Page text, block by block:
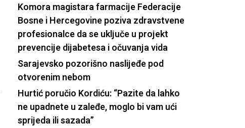
Komora magistara farmacije Federacije
Bosne i Hercegovine poziva zdravstvene
profesionalce da se uključe u projekt
prevencije dijabetesa i očuvanja vida
Sarajevsko pozorišno naslijeđe pod
otvorenim nebom
Hurtić poručio Kordiću: “Pazite da lahko
ne upadnete u zaleđe, moglo bi vam ući
sprijeda ili sazada”